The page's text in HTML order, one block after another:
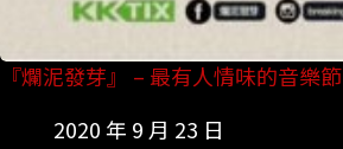
『爛泥發芽』 – 最有人情味的音樂節
2020 年 9 月 23 日